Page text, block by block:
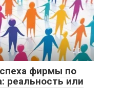
0
фирмы по
реальность или